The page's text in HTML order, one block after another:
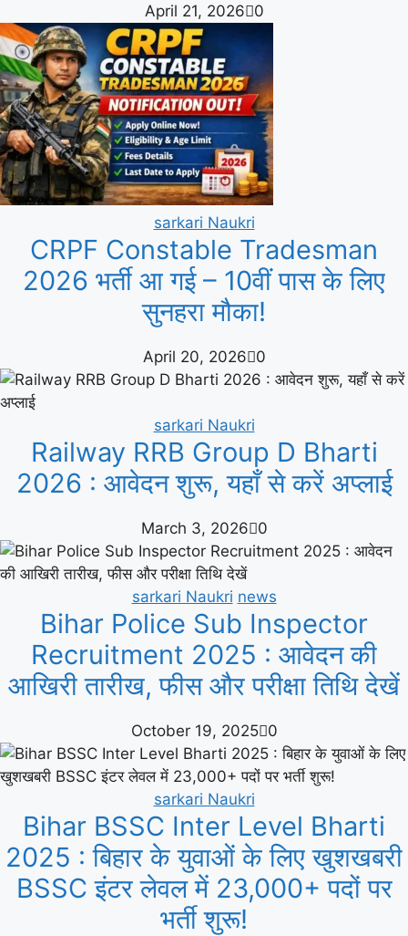
April 21, 2026 0
sarkari Naukri
CRPF Constable Tradesman
2026 भर्ती आ गई – 10वीं पास के लिए
सुनहरा मौका!
April 20, 2026 0
sarkari Naukri
Railway RRB Group D Bharti
2026 : आवेदन शुरू, यहाँ से करें अप्लाई
March 3, 2026 0
sarkari Naukri news
Bihar Police Sub Inspector
Recruitment 2025 : आवेदन की
आखिरी तारीख, फीस और परीक्षा तिथि देखें
October 19, 2025 0
sarkari Naukri
Bihar BSSC Inter Level Bharti
2025 : बिहार के युवाओं के लिए खुशखबरी
BSSC इंटर लेवल में 23,000+ पदों पर
भर्ती शुरू!